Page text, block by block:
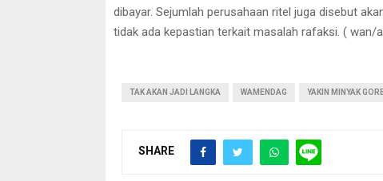
dibayar. Sejumlah perusahaan ritel juga disebut
tidak ada kepastian terkait masalah rafaksi. ( wan/
TAK AKAN JADI LANGKA WAMENDAG YAKIN MINYAK
SHARE